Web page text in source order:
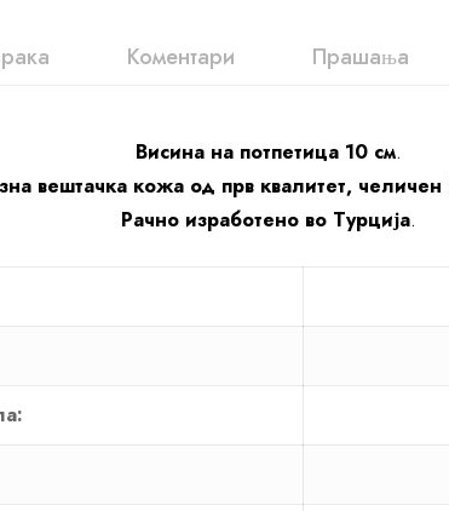
Коментари Прашања
Висина на потпетица 10 см.
вештачка кожа од прв квалитет,
Рачно изработено во Турција.